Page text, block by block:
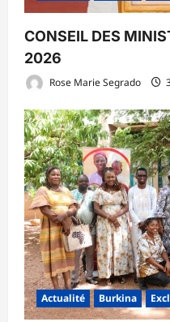
CONSEIL DES
2026
Rose Marie Segrado
Actualité Burkina